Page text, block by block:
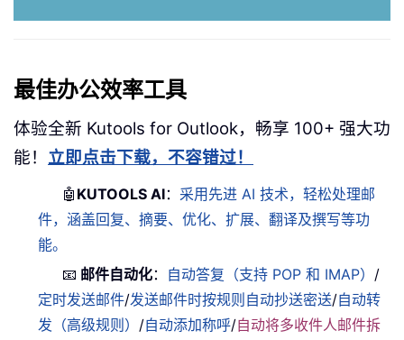
最佳办公效率工具
体验全新 Kutools for Outlook，畅享 100+ 强大功
能！ 立即点击下载，不容错过！
🤖 KUTOOLS AI： 采用先进 AI 技术，轻松处理邮
件，涵盖回复、摘要、优化、扩展、翻译及撰写等功
能。
📧 邮件自动化： 自动答复（支持 POP 和 IMAP） /
定时发送邮件/发送邮件时按规则自动抄送密送/自动转
发（高级规则） /自动添加称呼/自动将多收件人邮件拆